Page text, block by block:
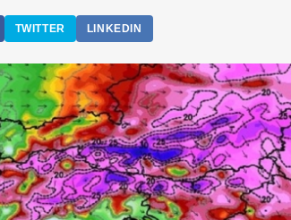
TWITTER LINKEDIN